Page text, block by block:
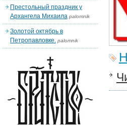
Престольный праздник у
Архангела Михаила palomnik
Золотой октябрь в
Петропавловке. palomnik